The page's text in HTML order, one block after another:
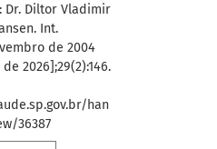
Dr. Diltor Vladimir
Int.
de 2004
2026];29(2):146.
han
36387